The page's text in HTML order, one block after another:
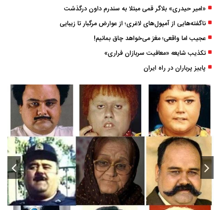
«امیر حیدری» بلاگر قمی مبتلا به سندرم داون درگذشت
ناگفته‌هایی از آمپول‌های لاغری؛ از عوارض مرگبار تا زیبایی
عجیب اما واقعی؛ مغز می‌خواهد چاق بمانیم!
تکذیب شایعه «معافیت سربازان فراری»
پاییز پرباران در راه ایران